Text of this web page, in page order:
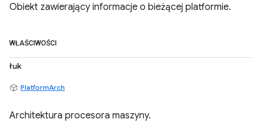
Obiekt zawierający informacje o bieżącej platformie.
WŁAŚCIWOŚCI
łuk
PlatformArch
Architektura procesora maszyny.